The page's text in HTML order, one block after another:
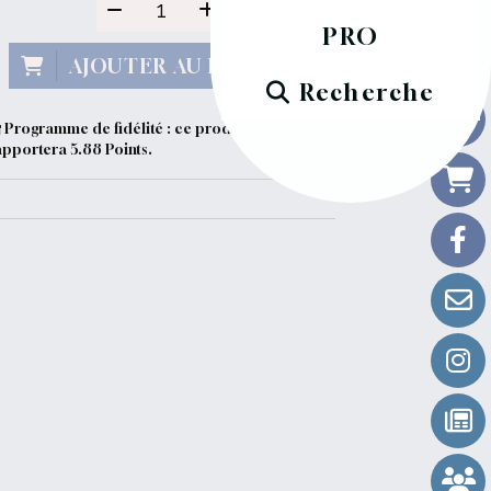
PRO
Recherche
AJOUTER AU PANIER
Programme de fidélité : ce produit vous
5.88 Points.